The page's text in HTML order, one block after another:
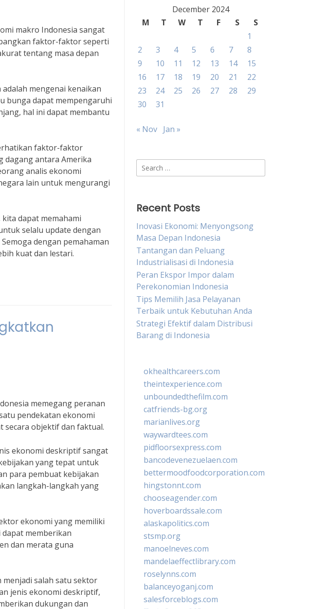
makro Indonesia sangat
faktor-faktor seperti
tentang masa depan
mengenai kenaikan
bunga dapat mempengaruhi
hal ini dapat membantu
faktor-faktor
dagang antara Amerika
analis ekonomi
lain untuk mengurangi
dapat memahami
selalu update dengan
dengan pemahaman
kuat dan lestari.
memegang peranan
pendekatan ekonomi
secara objektif dan faktual.
ekonomi deskriptif sangat
yang tepat untuk
para pembuat kebijakan
langkah-langkah yang
ekonomi yang memiliki
memberikan
dan merata guna
salah satu sektor
jenis ekonomi deskriptif,
dukungan dan
December 2024
M
T W T F S
S
1
2
3 4 5 6 7
8
9
10 11 12 13 14
15
16
17 18 19 20 21
22
23
24 25 26 27 28
29
30
31
« Nov Jan »
Search
for:
Recent Posts
Inovasi Ekonomi: Menyongsong
Masa Depan Indonesia
Tantangan dan Peluang
Industrialisasi di Indonesia
Peran Ekspor Impor dalam
Perekonomian Indonesia
Tips Memilih Jasa Pelayanan
Terbaik untuk Kebutuhan Anda
Strategi Efektif dalam Distribusi
Barang di Indonesia
okhealthcareers.com
theintexperience.com
unboundedthefilm.com
catfriends-bg.org
marianlives.org
waywardtees.com
pidfloorsexpress.com
bancodevenezuelaen.com
bettermoodfoodcorporation.com
hingstonnt.com
chooseagender.com
hoverboardssale.com
alaskapolitics.com
stsmp.org
manoelneves.com
mandelaeffectlibrary.com
roselynns.com
balanceyoganj.com
salesforceblogs.com